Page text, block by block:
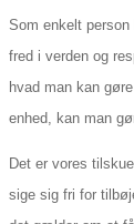
Som enkelt person
fred i verden og
hvad man kan
enhed, kan man
Det er vores
sige sig fri for